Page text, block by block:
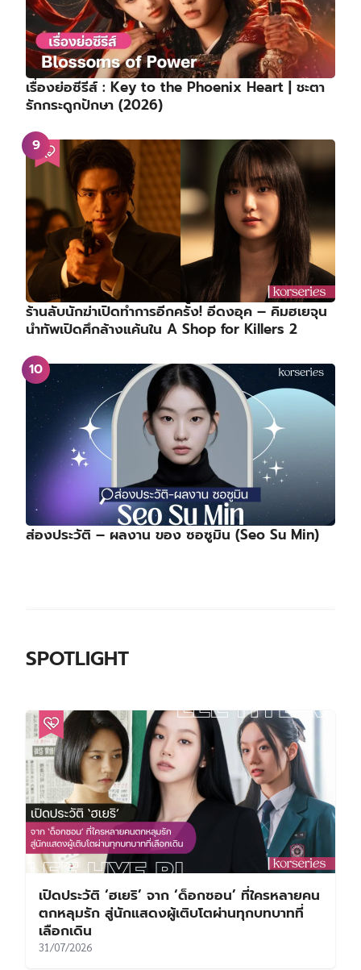
เรื่องย่อซีรีส์ : Key to the Phoenix Heart | ชะตา
รักกระดูกปักษา (2026)
ร้านลับนักฆ่าเปิดทำการอีกครั้ง! อีดงอุค – คิมฮเยจุน
นำทัพเปิดศึกล้างแค้นใน A Shop for Killers 2
ส่องประวัติ – ผลงาน ของ ซอซูมิน (Seo Su Min)
SPOTLIGHT
เปิดประวัติ ‘ฮเยริ’ จาก ‘ด็อกซอน’ ที่ใครหลายคน
ตกหลุมรัก สู่นักแสดงผู้เติบโตผ่านทุกบทบาทที่
เลือกเดิน
31/07/2026